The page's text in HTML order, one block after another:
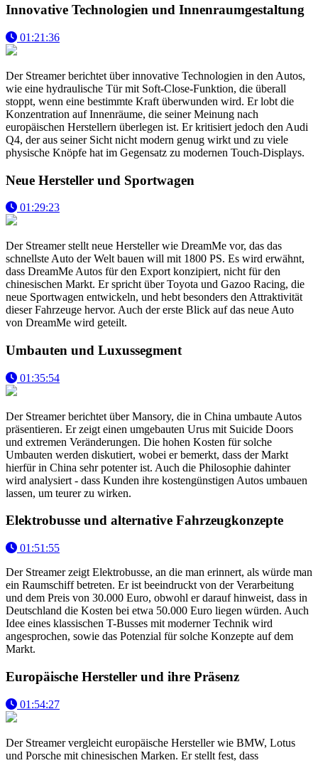
Innovative Technologien und Innenraumgestaltung
01:21:36
Der Streamer berichtet über innovative Technologien in den Autos,
wie eine hydraulische Tür mit Soft-Close-Funktion, die überall
stoppt, wenn eine bestimmte Kraft überwunden wird. Er lobt die
Konzentration auf Innenräume, die seiner Meinung nach
europäischen Herstellern überlegen ist. Er kritisiert jedoch den Audi
Q4, der aus seiner Sicht nicht modern genug wirkt und zu viele
physische Knöpfe hat im Gegensatz zu modernen Touch-Displays.
Neue Hersteller und Sportwagen
01:29:23
Der Streamer stellt neue Hersteller wie DreamMe vor, das das
schnellste Auto der Welt bauen will mit 1800 PS. Es wird erwähnt,
dass DreamMe Autos für den Export konzipiert, nicht für den
chinesischen Markt. Er spricht über Toyota und Gazoo Racing, die
neue Sportwagen entwickeln, und hebt besonders den Attraktivität
dieser Fahrzeuge hervor. Auch der erste Blick auf das neue Auto
von DreamMe wird geteilt.
Umbauten und Luxussegment
01:35:54
Der Streamer berichtet über Mansory, die in China umbaute Autos
präsentieren. Er zeigt einen umgebauten Urus mit Suicide Doors
und extremen Veränderungen. Die hohen Kosten für solche
Umbauten werden diskutiert, wobei er bemerkt, dass der Markt
hierfür in China sehr potenter ist. Auch die Philosophie dahinter
wird analysiert - dass Kunden ihre kostengünstigen Autos umbauen
lassen, um teurer zu wirken.
Elektrobusse und alternative Fahrzeugkonzepte
01:51:55
Der Streamer zeigt Elektrobusse, an die man erinnert, als würde man
ein Raumschiff betreten. Er ist beeindruckt von der Verarbeitung
und dem Preis von 30.000 Euro, obwohl er darauf hinweist, dass in
Deutschland die Kosten bei etwa 50.000 Euro liegen würden. Auch
Idee eines klassischen T-Busses mit moderner Technik wird
angesprochen, sowie das Potenzial für solche Konzepte auf dem
Markt.
Europäische Hersteller und ihre Präsenz
01:54:27
Der Streamer vergleicht europäische Hersteller wie BMW, Lotus
und Porsche mit chinesischen Marken. Er stellt fest, dass